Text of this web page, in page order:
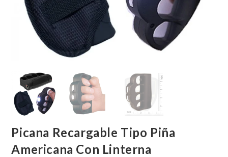
Picana Recargable Tipo Piña
Americana Con Linterna